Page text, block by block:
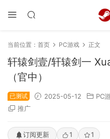
当前位置： 首页 PC游戏 正文
轩辕剑壹/轩辕剑一
（官中）
已测试 2025-05-12 PC
推广
订阅更新 1 1